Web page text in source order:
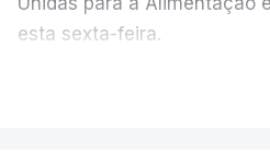
esta sexta-feira.